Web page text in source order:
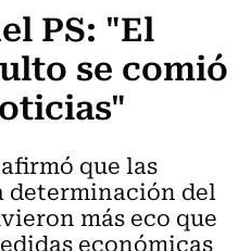
PS: "El
se comió
que las
determinación del
más eco que
económicas